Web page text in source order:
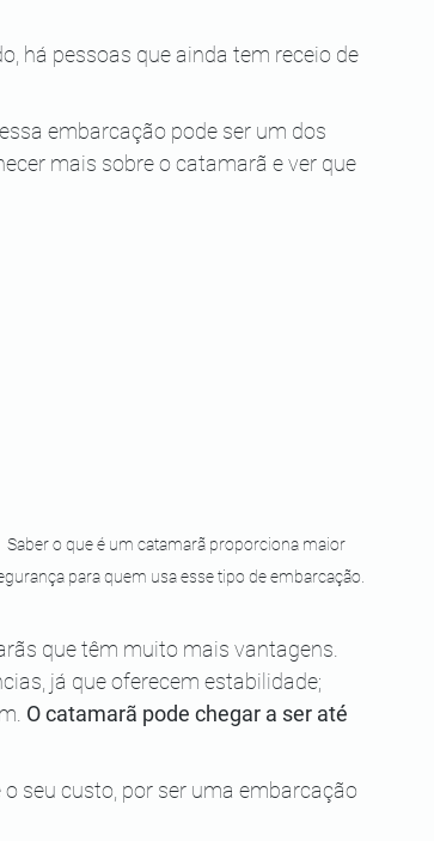
há pessoas que ainda tem receio de
embarcação pode ser um dos
mais sobre o catamarã e ver que
Saber o que é um catamarã proporciona maior
para quem usa esse tipo de embarcação.
que têm muito mais vantagens.
já que oferecem estabilidade;
O catamarã pode chegar a ser até
seu custo, por ser uma embarcação